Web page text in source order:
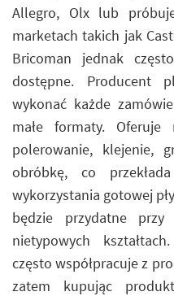
Allegro, Olx lub
marketach takich jak
Bricoman jednak
dostępne. Producent
wykonać każde
małe formaty. Oferuje
polerowanie, klejenie,
obróbkę, co
wykorzystania gotowej
będzie przydatne
nietypowych
często współpracuje z
zatem kupując